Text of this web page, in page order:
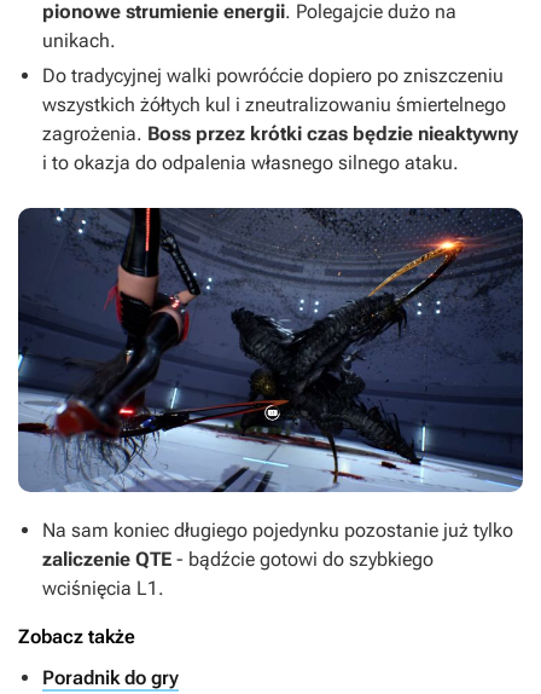
pionowe strumienie energii. Polegajcie dużo na
unikach.
Do tradycyjnej walki powróćcie dopiero po zniszczeniu
wszystkich żółtych kul i zneutralizowaniu śmiertelnego
zagrożenia. Boss przez krótki czas będzie nieaktywny
i to okazja do odpalenia własnego silnego ataku.
Na sam koniec długiego pojedynku pozostanie już tylko
zaliczenie QTE - bądźcie gotowi do szybkiego
wciśnięcia L1.
Zobacz także
Poradnik do gry